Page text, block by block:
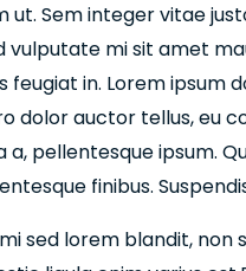
ut. Sem integer vitae
vulputate mi sit amet
feugiat in. Lorem
dolor auctor tellus, eu
a, pellentesque ipsum.
finibus.
sed lorem blandit,